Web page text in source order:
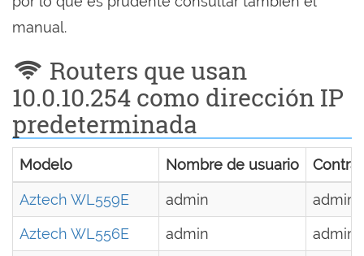
manual.
Routers que usan
10.0.10.254 como dirección IP
predeterminada
Modelo Nombre de usuario
Aztech WL559E admin
admin
Aztech WL556E
admin admin